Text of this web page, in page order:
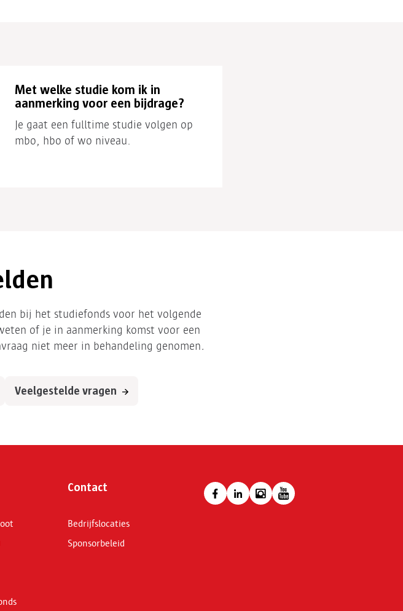
Met welke studie kom ik in
aanmerking voor een bijdrage?
Je gaat een fulltime studie volgen op
mbo, hbo of wo niveau.
bij het studiefonds voor het volgende
of je in aanmerking komst voor een
niet meer in behandeling genomen.
Veelgestelde vragen
Contact
Bedrijfslocaties
Sponsorbeleid